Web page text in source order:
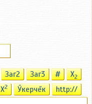
Заг2 Заг3 # X2
X2 Ӳкерчĕк http://